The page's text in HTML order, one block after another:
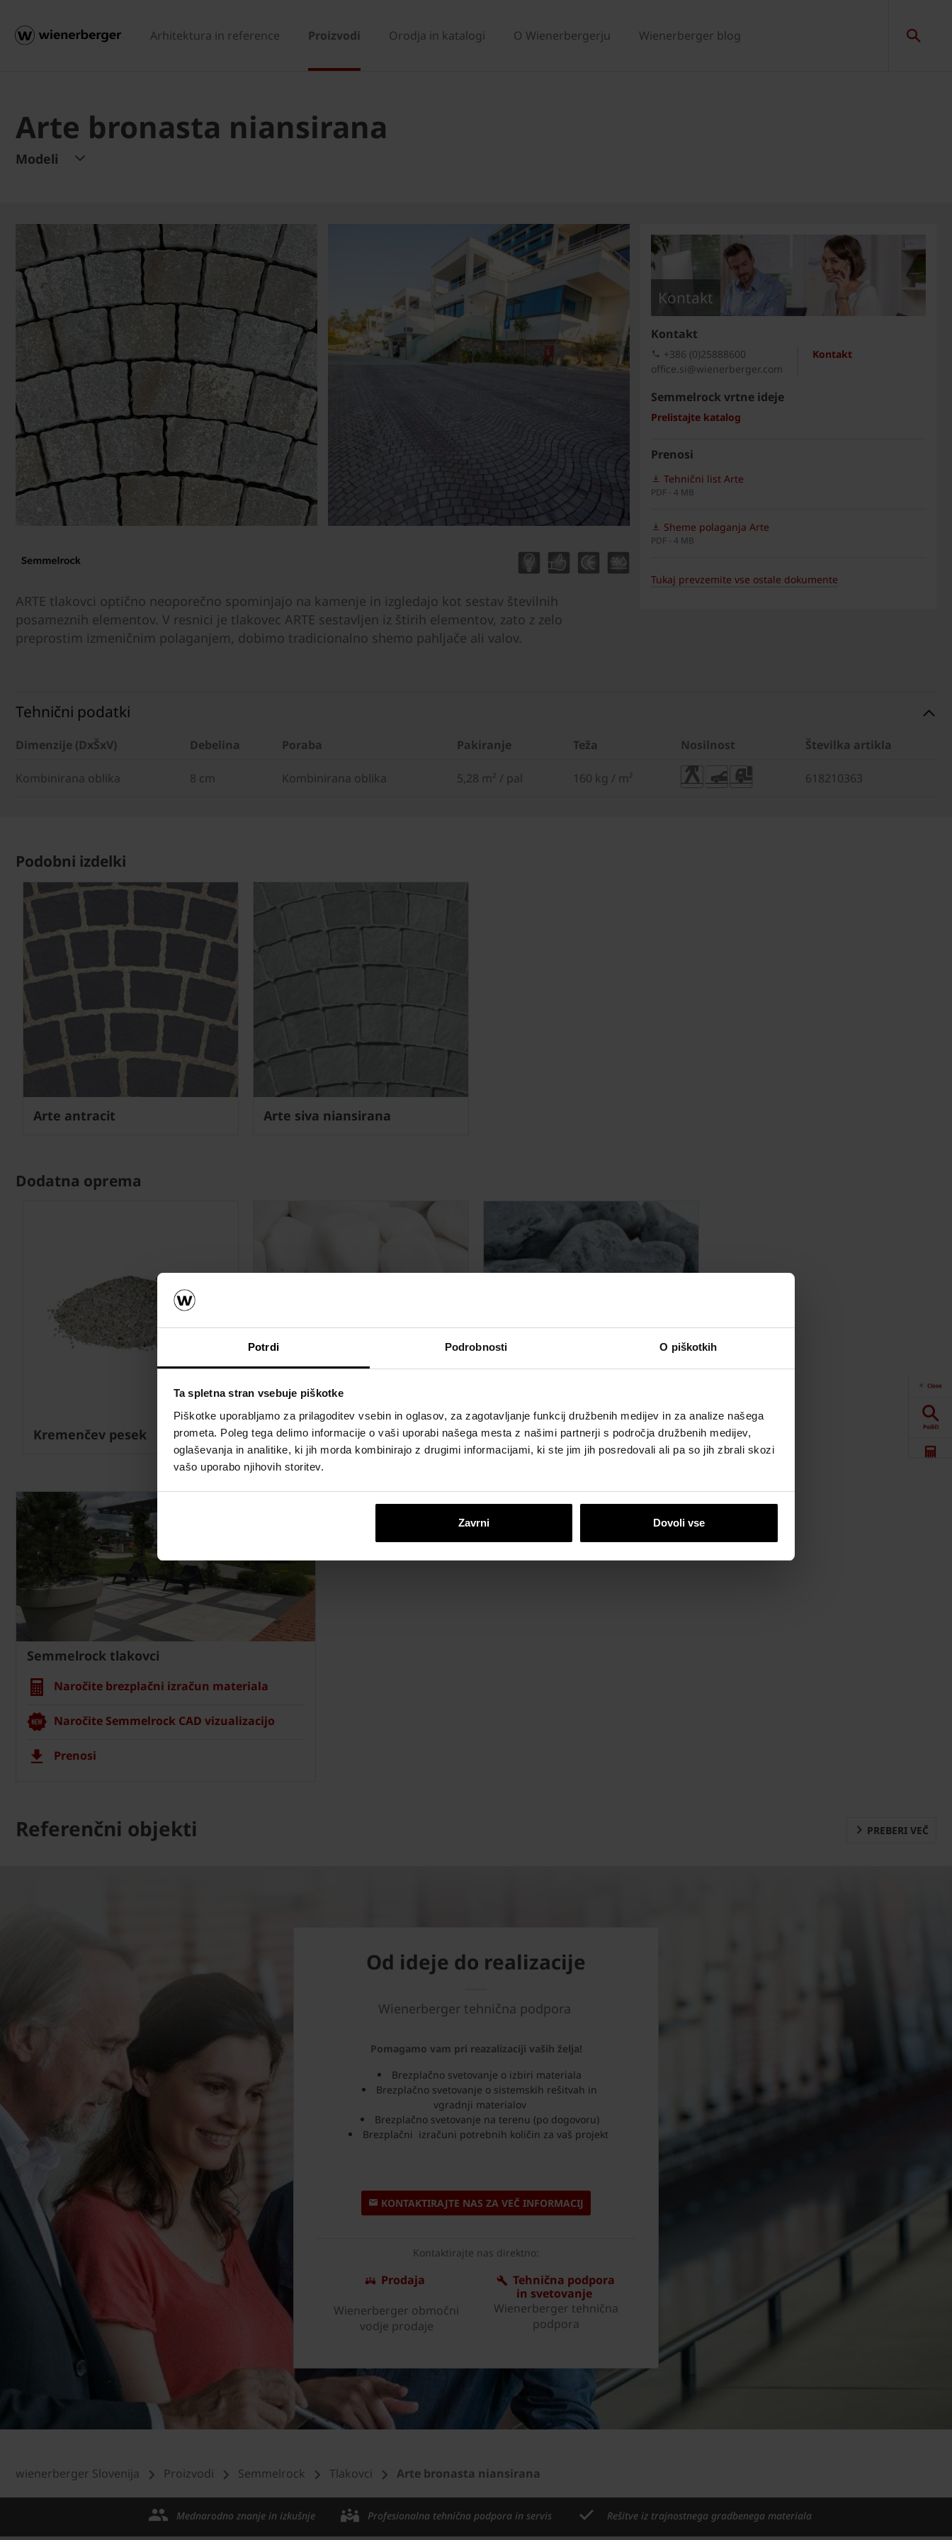
Potrdi Podrobnosti O piškotkih
Ta spletna stran vsebuje piškotke
Piškotke uporabljamo za prilagoditev vsebin in oglasov, za zagotavljanje funkcij družbenih medijev in za analize našega
prometa. Poleg tega delimo informacije o vaši uporabi našega mesta z našimi partnerji s področja družbenih medijev,
oglaševanja in analitike, ki jih morda kombinirajo z drugimi informacijami, ki ste jim jih posredovali ali pa so jih zbrali skozi
vašo uporabo njihovih storitev.
Zavrni Dovoli vse
Arhitektura in reference Proizvodi Orodja in katalogi O Wienerbergerju Wienerberger blog
Arte bronasta niansirana
Modeli
ARTE tlakovci optično neoporečno spominjajo na kamenje in izgledajo kot sestav številnih
posameznih elementov. V resnici je tlakovec ARTE sestavljen iz štirih elementov, zato z zelo
preprostim izmeničnim polaganjem, dobimo tradicionalno shemo pahljače ali valov.
Kontakt
Kontakt
Kontakt
+386 (0)25888600
office.si@wienerberger.com
Semmelrock vrtne ideje
Prelistajte katalog
Prenosi
Tehnični list Arte
PDF - 4 MB
Sheme polaganja Arte
PDF - 4 MB
Tukaj prevzemite vse ostale dokumente
Tehnični podatki
Dimenzije (DxŠxV) Debelina Poraba Pakiranje Teža Nosilnost Številka artikla
Kombinirana oblika 8 cm Kombinirana oblika 5,28 m² / pal 160 kg / m² 618210363
Podobni izdelki
Arte antracit Arte siva niansirana
Dodatna oprema
Kremenčev pesek Dekorativni prodnik bela Dekorativni prodnik siva
Semmelrock tlakovci
Naročite brezplačni izračun materiala
Naročite Semmelrock CAD vizualizacijo
Prenosi
Referenčni objekti PREBERI VEČ
Od ideje do realizacije
Wienerberger tehnična podpora
Pomagamo vam pri reazalizaciji vaših želja!
Brezplačno svetovanje o izbiri materiala
Brezplačno svetovanje o sistemskih rešitvah in
vgradnji materialov
Brezplačno svetovanje na terenu (po dogovoru)
Brezplačni izračuni potrebnih količin za vaš projekt
KONTAKTIRAJTE NAS ZA VEČ INFORMACIJ
Kontaktirajte nas direktno:
Prodaja
Wienerberger območni
vodje prodaje
Tehnična podpora
in svetovanje
Wienerberger tehnična
podpora
Close
Poišči
wienerberger Slovenija Proizvodi Semmelrock Tlakovci Arte bronasta niansirana
Mednarodno znanje in izkušnje Profesionalna tehnična podpora in servis Rešitve iz trajnostnega gradbenega materiala